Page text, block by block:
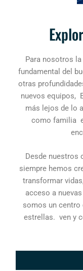
Para nosotros
fundamental del
otras
nuevos equipos,
más lejos de lo
como familia
Desde nuestros
siempre hemos
transformar
acceso a
somos un centro
estrellas. ven y